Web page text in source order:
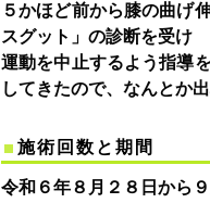
５かほど前から膝の曲げ
スグット」の診断を受け
運動を中止するよう指導
してきたので、なんとか
施術回数と期間
令和６年８月２８日から